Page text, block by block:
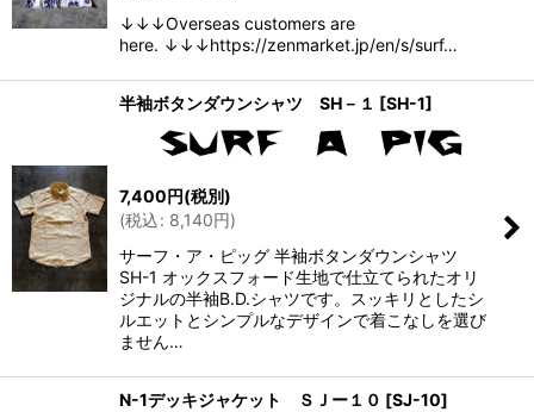
↓↓↓Overseas customers are
here. ↓↓↓https://zenmarket.jp/en/s/surf…
半袖ボタンダウンシャツ SH－１ [SH-1]
7,400円(税別)
(税込: 8,140円)
サーフ・ア・ピッグ 半袖ボタンダウンシャツ
SH-1 オックスフォード生地で仕立てられたオリ
ジナルの半袖B.D.シャツです。スッキリとしたシ
ルエットとシンプルなデザインで着こなしを選び
ません…
N-1デッキジャケット ＳＪー１０ [SJ-10]